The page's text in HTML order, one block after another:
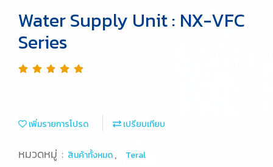
Water Supply Unit : NX-VFC
Series
เพิ่มรายการโปรด เปรียบเทียบ
หมวดหมู่ : สินค้าทั้งหมด, Teral